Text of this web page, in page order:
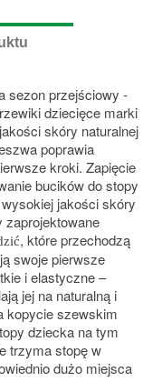
sezon przejściowy -
dziecięce marki
skóry naturalnej
poprawia
kroki. Zapięcie
bucików do stopy
jakości skóry
zaprojektowane
, które przechodzą
swoje pierwsze
i elastyczne –
jej na naturalną i
kopycie szewskim
dziecka na tym
trzyma stopę w
dużo miejsca